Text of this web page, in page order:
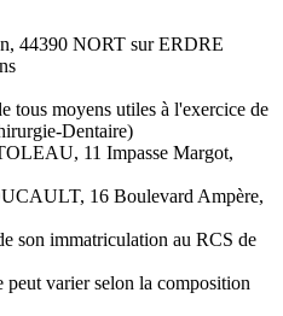
44390 NORT sur ERDRE
tous moyens utiles à l'exercice de
Dentaire)
11 Impasse Margot,
16 Boulevard Ampère,
son immatriculation au RCS de
peut varier selon la composition